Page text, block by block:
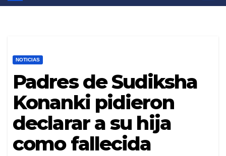
NOTICIAS
Padres de Sudiksha
Konanki pidieron
declarar a su hija
como fallecida